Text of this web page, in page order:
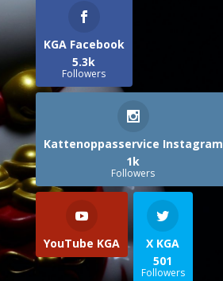
KGA Facebook
5.3k
Followers
Kattenoppasservice Instagram
1k
Followers
YouTube KGA
X KGA
501
Followers